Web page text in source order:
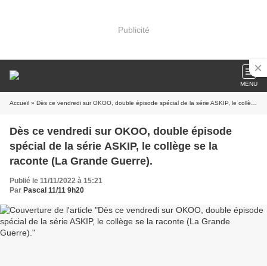
Publicité
MENU
Accueil » Dès ce vendredi sur OKOO, double épisode spécial de la série ASKIP, le collège se la raconte (La Grande Guerre).
Dès ce vendredi sur OKOO, double épisode
spécial de la série ASKIP, le collège se la
raconte (La Grande Guerre).
Publié le 11/11/2022 à 15:21
Par Pascal 11/11 9h20